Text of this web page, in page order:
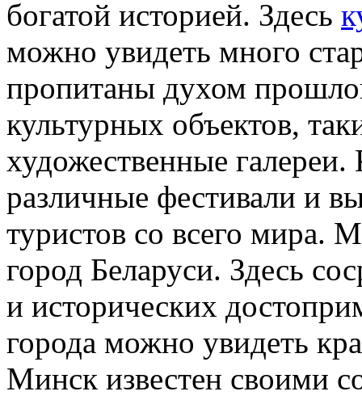
богатой историей. Здесь
можно увидеть много
пропитаны духом
культурных объектов,
художественные
различные фестивали и
туристов со всего мира.
город Беларуси. Здесь
и исторических
города можно увидеть
Минск известен своими